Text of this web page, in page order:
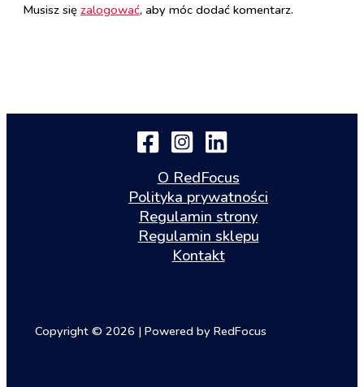
Musisz się zalogować, aby móc dodać komentarz.
O RedFocus
Polityka prywatności
Regulamin strony
Regulamin sklepu
Kontakt
Copyright © 2026 | Powered by RedFocus